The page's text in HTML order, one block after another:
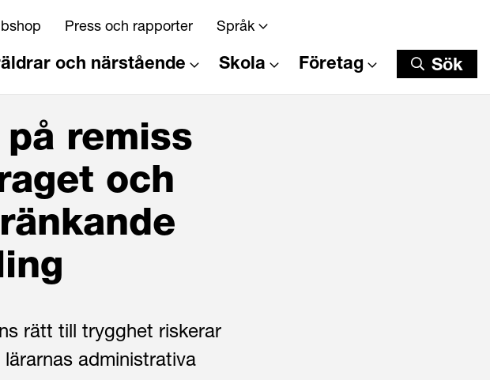
Press och rapporter Språk
och närstående Skola Företag Sök
Sök
remiss
och
rätt till trygghet riskerar
administrativa